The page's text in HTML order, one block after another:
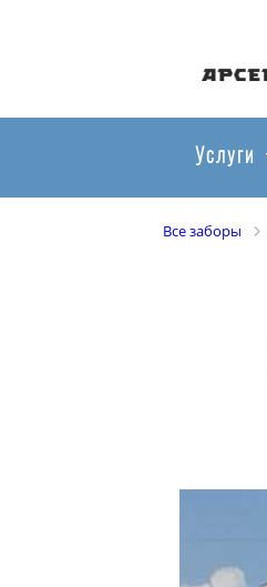
Услуги
Все заборы